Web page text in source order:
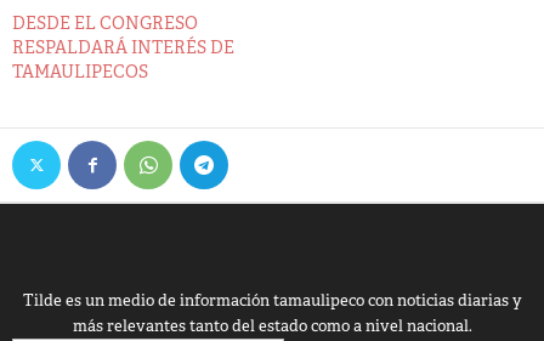
DESDE EL CONGRESO
RESPALDARÁ INTERÉS DE
TAMAULIPECOS
Tilde es un medio de información tamaulipeco con noticias diarias y
más relevantes tanto del estado como a nivel nacional.